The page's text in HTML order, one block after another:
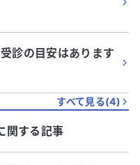
診の目安はあります
すべて見る(4)
関する記事